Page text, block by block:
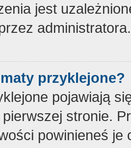
jest
administratora.
przyklejone?
pojawiają
stronie.
powinieneś je